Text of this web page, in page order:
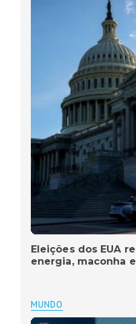
Eleições dos EUA
energia, maconha
MUNDO